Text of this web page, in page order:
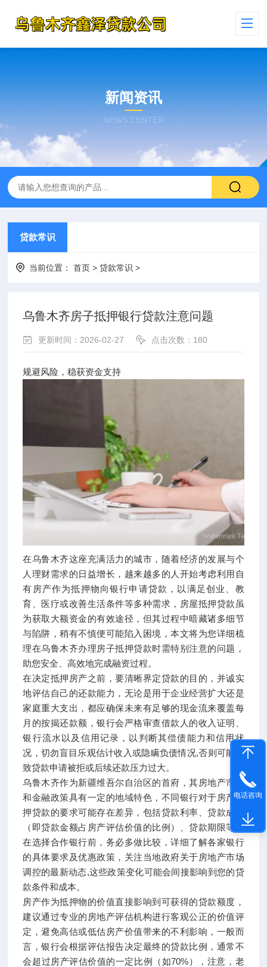
新闻资讯
NEWS CENTER
贷款常识
当前位置：首页 >贷款常识 >
乌鲁木齐房子抵押银行贷款注意问题
更新时间：2026-02-27 点击次数：180
规避风险，稳获资金支持
在乌鲁木齐这座充满活力的城市，随着经济的发展与个
人理财需求的日益增长，越来越多的人开始考虑利用自
有房产作为抵押物向银行申请贷款，以满足创业、教
育、医疗或改善生活条件等多种需求，房屋抵押贷款虽
为获取大额资金的有效途径，但其过程中暗藏诸多细节
与陷阱，稍有不慎便可能陷入困境，本文将为您详细梳
理在乌鲁木齐办理房子抵押贷款时需特别注意的问题，
助您安全、高效地完成融资过程。
在决定抵押房产之前，要清晰界定贷款的目的，并诚实
地评估自己的还款能力，无论是用于企业经营扩大还是
家庭重大支出，都应确保未来有足够的现金流来覆盖每
月的按揭还款额，银行会严格审查借款人的收入证明、
银行流水以及信用记录，以判断其偿债能力和信用状
况，切勿盲目乐观估计收入或隐瞒负债情况,否则可能导
致贷款申请被拒或后续还款压力过大。
乌鲁木齐作为新疆维吾尔自治区的首府，其房地产市场
和金融政策具有一定的地域特色，不同银行对于房产抵
押贷款的要求可能存在差异，包括贷款利率、贷款成数
（即贷款金额占房产评估价值的比例）、贷款期限等，
在选择合作银行前，务必多做比较，详细了解各家银行
的具体要求及优惠政策，关注当地政府关于房地产市场
调控的最新动态,这些政策变化可能会间接影响到您的贷
款条件和成本。
房产作为抵押物的价值直接影响到可获得的贷款额度，
建议通过专业的房地产评估机构进行客观公正的价值评
定，避免高估或低估房产价值带来的不利影响，一般而
言，银行会根据评估报告决定最终的贷款比例，通常不
会超过房产评估价值的一定比例（如70%），注意，老
电话咨询